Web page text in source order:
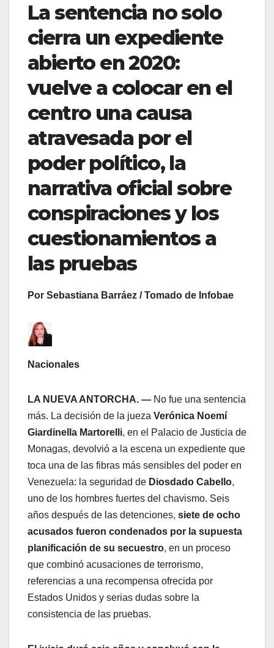
La sentencia no solo
cierra un expediente
abierto en 2020:
vuelve a colocar en el
centro una causa
atravesada por el
poder político, la
narrativa oficial sobre
conspiraciones y los
cuestionamientos a
las pruebas
Por Sebastiana Barráez / Tomado de Infobae
Nacionales
LA NUEVA ANTORCHA. — No fue una sentencia
más. La decisión de la jueza Verónica Noemí
Giardinella Martorelli, en el Palacio de Justicia de
Monagas, devolvió a la escena un expediente que
toca una de las fibras más sensibles del poder en
Venezuela: la seguridad de Diosdado Cabello,
uno de los hombres fuertes del chavismo. Seis
años después de las detenciones, siete de ocho
acusados fueron condenados por la supuesta
planificación de su secuestro, en un proceso
que combinó acusaciones de terrorismo,
referencias a una recompensa ofrecida por
Estados Unidos y serias dudas sobre la
consistencia de las pruebas.